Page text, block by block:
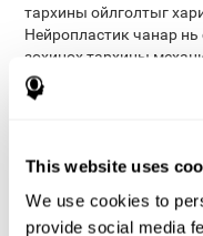
This website uses
We use cookies to
provide social media
тархины ойлголтыг
Нейропластик чанар
зохицох тархины
бидний тархи дахь
бидний мэдрэхүйн
Үр дүнд хүрэхийн тулд
нь хангалтгүй гэдгийг
ойлголтын сургалт нь
тодорхой шинж